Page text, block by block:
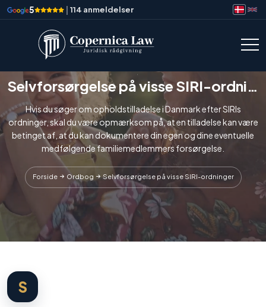
5 | 114 anmeldelser
Selvforsørgelse på visse SIRI-ordninger
Hvis du søger om opholdstilladelse i Danmark efter SIRIs
ordninger, skal du være opmærksom på, at en tilladelse kan være
betinget af, at du kan dokumentere din egen og dine eventuelle
medfølgende familiemedlemmers forsørgelse.
Forside Ordbog Selvforsørgelse på visse SIRI-ordninger
S